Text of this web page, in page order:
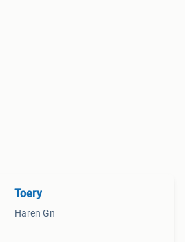
Toery
Haren Gn